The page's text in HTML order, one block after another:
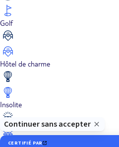
Golf
Hôtel de charme
Insolite